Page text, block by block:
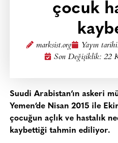
çocuk
marksist.org Yayın
Son Değişiklik: 22
Suudi Arabistan’ın askeri
Yemen’de Nisan 2015 ile
çocuğun açlık ve hastalık
kaybettiği tahmin ediliyor.